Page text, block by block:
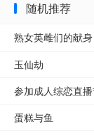
随机推荐
熟女英雌们的献身
玉仙劫
参加成人综恋直
蛋糕与鱼